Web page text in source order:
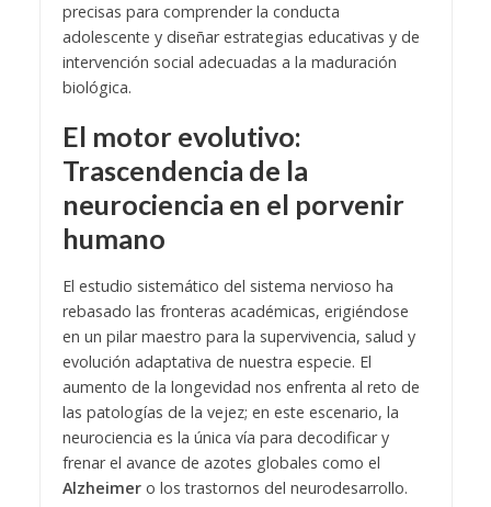
precisas para comprender la conducta
adolescente y diseñar estrategias educativas y de
intervención social adecuadas a la maduración
biológica.
El motor evolutivo:
Trascendencia de la
neurociencia en el porvenir
humano
El estudio sistemático del sistema nervioso ha
rebasado las fronteras académicas, erigiéndose
en un pilar maestro para la supervivencia, salud y
evolución adaptativa de nuestra especie. El
aumento de la longevidad nos enfrenta al reto de
las patologías de la vejez; en este escenario, la
neurociencia es la única vía para decodificar y
frenar el avance de azotes globales como el
Alzheimero los trastornos del neurodesarrollo.